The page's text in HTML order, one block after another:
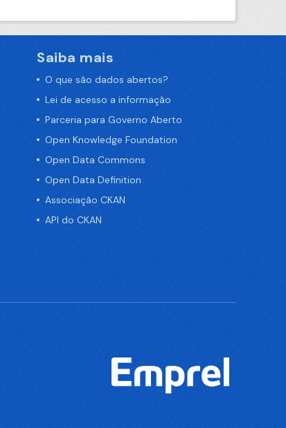
Saiba mais
O que são dados abertos?
Lei de acesso a informação
Parceria para Governo Aberto
Open Knowledge Foundation
Open Data Commons
Open Data Definition
Associação CKAN
API do CKAN